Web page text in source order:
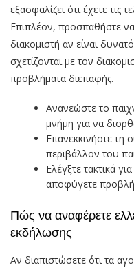
εξασφαλίζει ότι έχετε τις
Επιπλέον, προσπαθήστε
διακομιστή αν είναι
σχετίζονται με τον
προβλήματα διεπαφής.
Ανανεώστε το
μνήμη για να
Επανεκκινήστε τη
περιβάλλον του
Ελέγξτε τακτικά
αποφύγετε
Πώς να αναφέρετε
εκδήλωσης
Αν διαπιστώσετε ότι τα